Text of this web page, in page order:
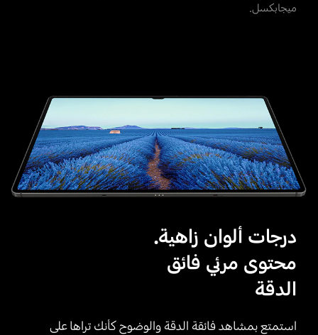
ميجابكسل.
درجات ألوان زاهية.
محتوى مرئي فائق
الدقة
استمتع بمشاهد فائقة الدقة والوضوح كأنك تراها على